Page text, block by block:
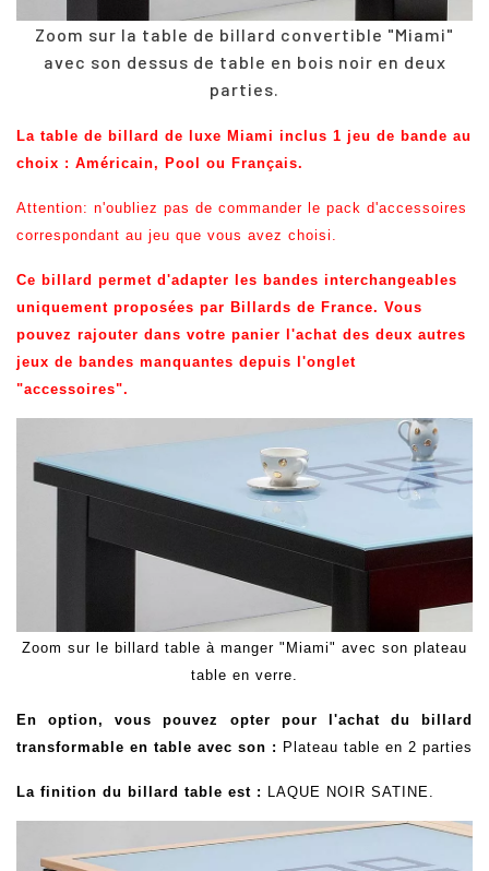
Zoom sur la table de billard convertible "Miami"
avec son dessus de table en bois noir en deux
parties.
La table de billard de luxe Miami inclus 1 jeu de bande au
choix : Américain, Pool ou Français.
Attention: n'oubliez pas de commander le pack d'accessoires
correspondant au jeu que vous avez choisi.
Ce billard permet d'adapter les bandes interchangeables
uniquement proposées par Billards de France. Vous
pouvez rajouter dans votre panier l'achat des deux autres
jeux de bandes manquantes depuis l'onglet
"accessoires".
Zoom sur le billard table à manger "Miami" avec son plateau
table en verre.
En option, vous pouvez opter pour l'achat du billard
transformable en table avec son : Plateau table en 2 parties
La finition du billard table est : LAQUE NOIR SATINE.